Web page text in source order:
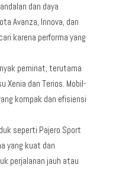
dan daya
Avanza, Innova, dan
karena performa yang
peminat, terutama
Xenia dan Terios. Mobil-
kompak dan efisiensi
seperti Pajero Sport
yang kuat dan
perjalanan jauh atau